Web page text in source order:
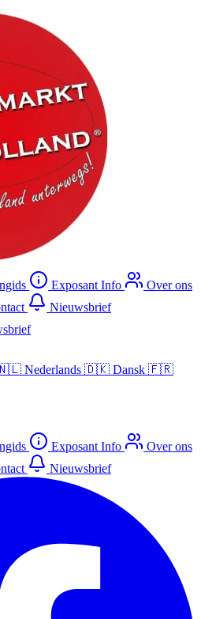
Exposant Info
Over ons
Nieuwsbrief
Nederlands 🇩🇰 Dansk 🇫🇷
Exposant Info
Over ons
Nieuwsbrief